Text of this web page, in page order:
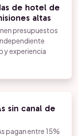
de hotel de
altas
presupuestos
y experiencia
sin canal de
pagan entre 15%